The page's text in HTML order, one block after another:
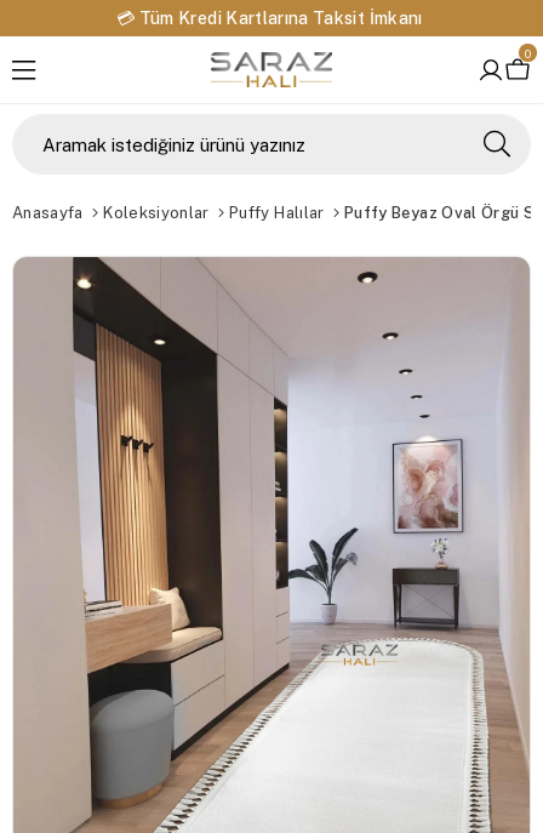
💳 Tüm Kredi Kartlarına Taksit İmkanı
0
Anasayfa Koleksiyonlar Puffy Halılar